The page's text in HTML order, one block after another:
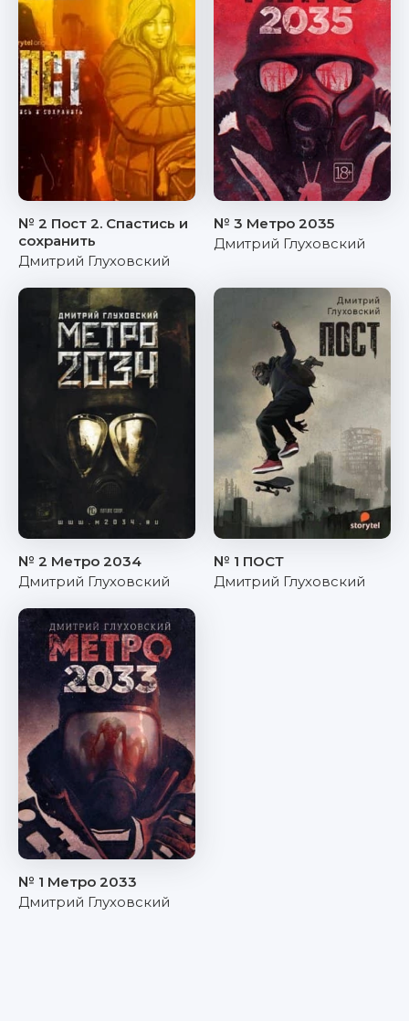
№ 2 Пост 2. Спастись и
сохранить
Дмитрий Глуховский
№ 3 Метро 2035
Дмитрий Глуховский
№ 2 Метро 2034
Дмитрий Глуховский
№ 1 ПОСТ
Дмитрий Глуховский
№ 1 Метро 2033
Дмитрий Глуховский